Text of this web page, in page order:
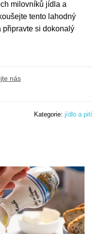
milovníků jídla a
tento lahodný
připravte si dokonalý
nás
Kategorie: jídlo a pití